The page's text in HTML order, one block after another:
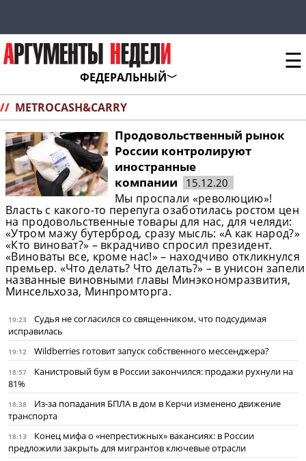
ФЕДЕРАЛЬНЫЙ
☰
// METROCASH&CARRY
Продовольственный рынок
России контролируют
иностранные
компании
15.12.20
Мы проспали «революцию»!
Власть с какого-то перепуга озаботилась ростом цен
на продовольственные товары для нас, для челяди:
«Утром мажу бутерброд, сразу мысль: «А как народ?»
«Кто виноват?» – вкрадчиво спросил президент.
«Виноваты все, кроме нас!» – находчиво откликнулся
премьер. «Что делать? Что делать?» – в унисон запели
названные виновными главы Минэкономразвития,
Минсельхоза, Минпромторга.
19:23
Судья не согласился со священником, что подсудимая
исправилась
19:12 Wildberries готовит запуск собственного мессенджера?
18:57
Канистровый бум в России закончился: продажи рухнули на
81%
18:38
Из-за попадания БПЛА в дом в Керчи изменено движение
транспорта
18:13
Конец мифа о «непрестижных» вакансиях: в России
предложили закрыть для мигрантов ключевые отрасли